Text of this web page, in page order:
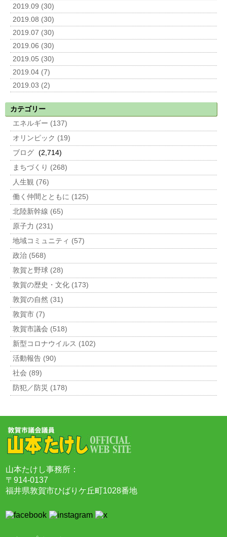
2019.09 (30)
2019.08 (30)
2019.07 (30)
2019.06 (30)
2019.05 (30)
2019.04 (7)
2019.03 (2)
カテゴリー
エネルギー (137)
オリンピック (19)
ブログ (2,714)
まちづくり (268)
人生観 (76)
働く仲間とともに (125)
北陸新幹線 (65)
原子力 (231)
地域コミュニティ (57)
政治 (568)
敦賀と野球 (28)
敦賀の歴史・文化 (173)
敦賀の自然 (31)
敦賀市 (7)
敦賀市議会 (518)
新型コロナウイルス (102)
活動報告 (90)
社会 (89)
防犯／防災 (178)
山本たけし事務所：
〒914-0137
福井県敦賀市ひばりケ丘町1028番地